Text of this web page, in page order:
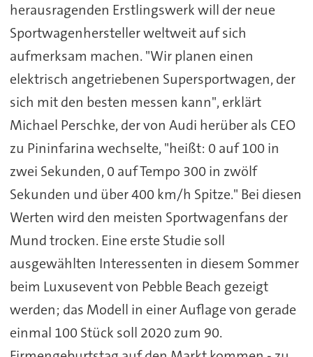
herausragenden Erstlingswerk will der neue
Sportwagenhersteller weltweit auf sich
aufmerksam machen. "Wir planen einen
elektrisch angetriebenen Supersportwagen, der
sich mit den besten messen kann", erklärt
Michael Perschke, der von Audi herüber als CEO
zu Pininfarina wechselte, "heißt: 0 auf 100 in
zwei Sekunden, 0 auf Tempo 300 in zwölf
Sekunden und über 400 km/h Spitze." Bei diesen
Werten wird den meisten Sportwagenfans der
Mund trocken. Eine erste Studie soll
ausgewählten Interessenten in diesem Sommer
beim Luxusevent von Pebble Beach gezeigt
werden; das Modell in einer Auflage von gerade
einmal 100 Stück soll 2020 zum 90.